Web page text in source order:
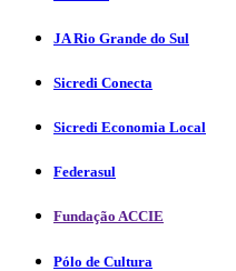
JA Rio Grande do Sul
Sicredi Conecta
Sicredi Economia Local
Federasul
Fundação ACCIE
Pólo de Cultura